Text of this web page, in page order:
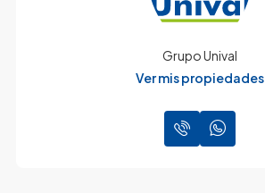
Grupo Unival
Ver mis propiedades